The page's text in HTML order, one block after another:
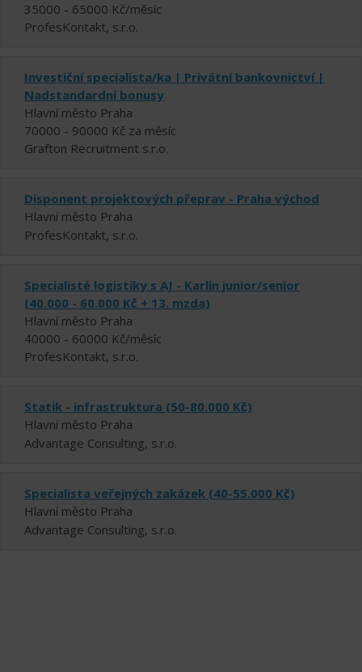
35000 - 65000 Kč/měsíc
ProfesKontakt, s.r.o.
Investiční specialista/ka | Privátní bankovnictví |
Nadstandardní bonusy
Hlavní město Praha
70000 - 90000 Kč za měsíc
Grafton Recruitment s.r.o.
Disponent projektových přeprav - Praha východ
Hlavní město Praha
ProfesKontakt, s.r.o.
Specialisté logistiky s AJ - Karlín junior/senior
(40.000 - 60.000 Kč + 13. mzda)
Hlavní město Praha
40000 - 60000 Kč/měsíc
ProfesKontakt, s.r.o.
Statik - infrastruktura (50-80.000 Kč)
Hlavní město Praha
Advantage Consulting, s.r.o.
Specialista veřejných zakázek (40-55.000 Kč)
Hlavní město Praha
Advantage Consulting, s.r.o.